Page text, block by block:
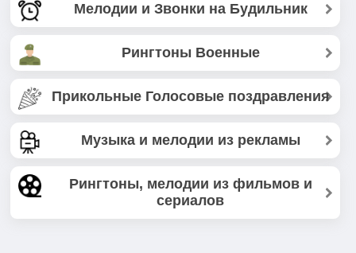
Мелодии и Звонки на Будильник
Рингтоны Военные
Прикольные Голосовые поздравления
Музыка и мелодии из рекламы
Рингтоны, мелодии из фильмов и
сериалов